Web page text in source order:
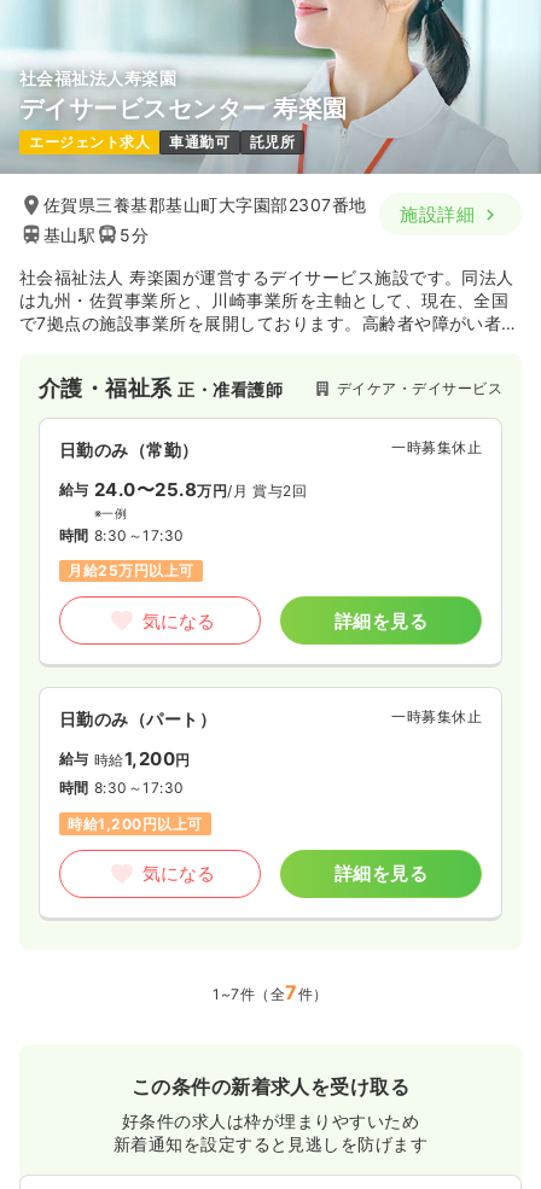
社会福祉法人寿楽園
デイサービスセンター 寿楽園
エージェント求人 車通勤可 託児所
佐賀県三養基郡基山町大字園部2307番地
基山駅
5分
施設詳細
社会福祉法人 寿楽園が運営するデイサービス施設です。同法人
は九州・佐賀事業所と、川崎事業所を主軸として、現在、全国
で7拠点の施設事業所を展開しております。高齢者や障がい者の
います。
介護・福祉系正・准看護師 デイケア・デイサービス
日勤のみ（常勤） 一時募集休止
給与 24.0〜25.8万円/月 賞与2回
※一例
時間 8:30～17:30
月給25万円以上可
気になる 詳細を見る
日勤のみ（パート） 一時募集休止
給与 時給1,200円
時間 8:30～17:30
時給1,200円以上可
気になる 詳細を見る
1~7件（全7件）
この条件の新着求人を受け取る
好条件の求人は枠が埋まりやすいため
新着通知を設定すると見逃しを防げます